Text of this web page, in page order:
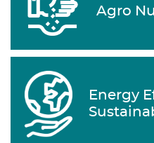
Agro
Energy